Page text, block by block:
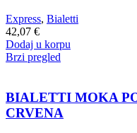
Express, Bialetti
42,07 €
Dodaj u korpu
Brzi pregled
BIALETTI MOKA
CRVENA